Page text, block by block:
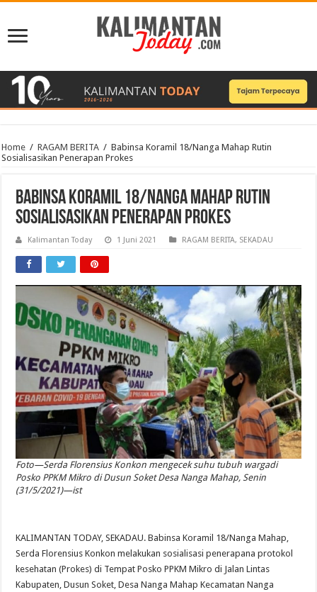
Home / RAGAM BERITA / Babinsa Koramil 18/Nanga Mahap Rutin
Sosialisasikan Penerapan Prokes
Babinsa Koramil 18/Nanga Mahap Rutin
Sosialisasikan Penerapan Prokes
Kalimantan Today 1 Juni 2021 RAGAM BERITA, SEKADAU
Foto—Serda Florensius Konkon mengecek suhu tubuh wargadi
Posko PPKM Mikro di Dusun Soket Desa Nanga Mahap, Senin
(31/5/2021)—ist
KALIMANTAN TODAY, SEKADAU. Babinsa Koramil 18/Nanga Mahap,
Serda Florensius Konkon melakukan sosialisasi penerapana protokol
kesehatan (Prokes) di Tempat Posko PPKM Mikro di Jalan Lintas
Kabupaten, Dusun Soket, Desa Nanga Mahap Kecamatan Nanga